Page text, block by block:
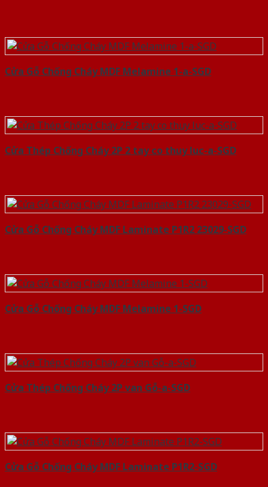
Cửa Gỗ Chống Cháy MDF Melamine 1-a-SGD
Cửa Thép Chống Cháy 2P 2 tay co thuy luc-a-SGD
Cửa Gỗ Chống Cháy MDF Laminate P1R2 23029-SGD
Cửa Gỗ Chống Cháy MDF Melamine 1-SGD
Cửa Thép Chống Cháy 2P van Gỗ-a-SGD
Cửa Gỗ Chống Cháy MDF Laminate P1R2-SGD